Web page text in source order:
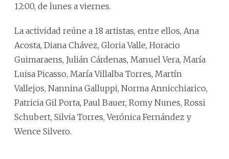
12:00, de lunes a viernes.
La actividad reúne a 18 artistas, entre ellos, Ana
Acosta, Diana Chávez, Gloria Valle, Horacio
Guimaraens, Julián Cárdenas, Manuel Vera, María
Luisa Picasso, María Villalba Torres, Martín
Vallejos, Nannina Galluppi, Norma Annicchiarico,
Patricia Gil Porta, Paul Bauer, Romy Nunes, Rossi
Schubert, Silvia Torres, Verónica Fernández y
Wence Silvero.